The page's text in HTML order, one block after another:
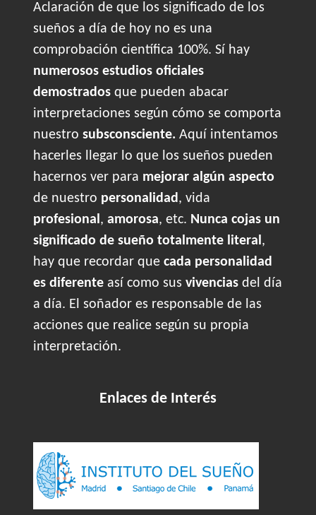
Aclaración de que los significado de los
sueños a día de hoy no es una
comprobación científica 100%. Sí hay
numerosos estudios oficiales
demostrados que pueden abacar
interpretaciones según cómo se comporta
nuestro subsconsciente. Aquí intentamos
hacerles llegar lo que los sueños pueden
hacernos ver para mejorar algún aspecto
de nuestro personalidad, vida
profesional, amorosa, etc. Nunca cojas un
significado de sueño totalmente literal,
hay que recordar que cada personalidad
es diferente así como sus vivencias del día
a día. El soñador es responsable de las
acciones que realice según su propia
interpretación.
Enlaces de Interés